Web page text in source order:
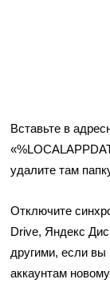
Вставьте в
удалите там
Отключите
Drive, Яндекс
другими, если вы
аккаунтам